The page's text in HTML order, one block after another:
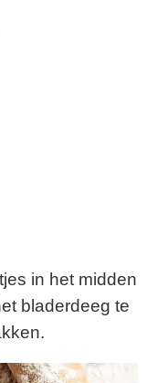
in het midden
bladerdeeg te